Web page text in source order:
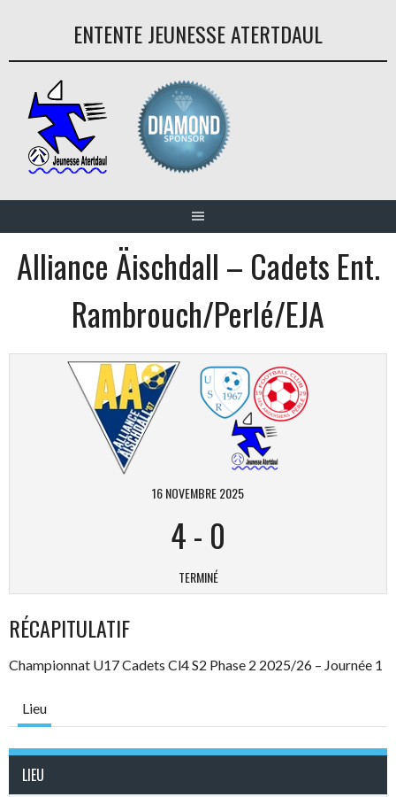
ENTENTE JEUNESSE ATERTDAUL
Alliance Äischdall – Cadets Ent.
Rambrouch/Perlé/EJA
16 NOVEMBRE 2025
4- 0
TERMINÉ
RÉCAPITULATIF
Championnat U17 Cadets Cl4 S2 Phase 2 2025/26 – Journée 1
Lieu
LIEU